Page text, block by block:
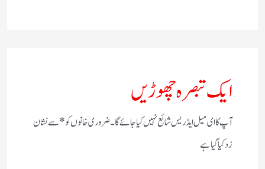
ایک تبصرہ چھوڑیں
آپ کا ای میل ایڈریس شائع نہیں کیا جائے گا۔ضروری خانوں کو*سے نشان
زد کیا گیا ہے